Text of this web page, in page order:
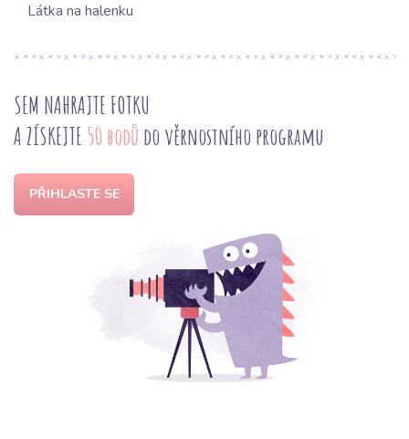
Látka na halenku
SEM NAHRAJTE FOTKU
A ZÍSKEJTE 50 bodů do věrnostního programu
PŘIHLASTE SE